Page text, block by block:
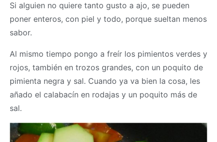
Si alguien no quiere tanto gusto a ajo, se pueden
poner enteros, con piel y todo, porque sueltan menos
sabor.
Al mismo tiempo pongo a freír los pimientos verdes y
rojos, también en trozos grandes, con un poquito de
pimienta negra y sal. Cuando ya va bien la cosa, les
añado el calabacín en rodajas y un poquito más de
sal.